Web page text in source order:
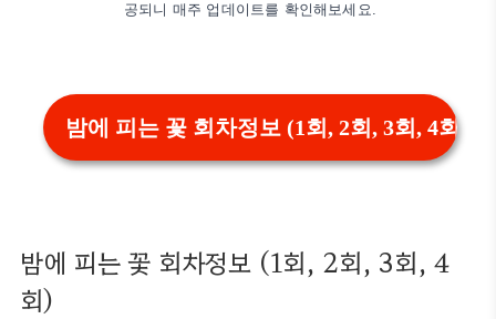
공되니 매주 업데이트를 확인해보세요.
밤에 피는 꽃 회차정보 (1회, 2회, 3회, 4회)
밤에 피는 꽃 회차정보 (1회, 2회, 3회, 4
회)